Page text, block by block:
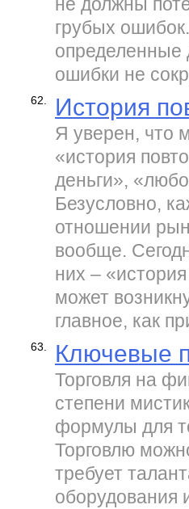
грубых
определенные
ошибки не
62. История
Я уверен, что
«история
деньги»,
Безусловно,
отношении
вообще.
них –
может
главное, как
63. Ключевые
Торговля на
степени
формулы для
Торговлю
требует
оборудования